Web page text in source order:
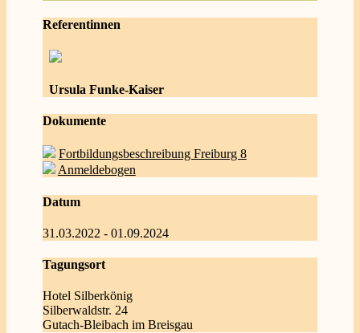
Referentinnen
Ursula Funke-Kaiser
Dokumente
Fortbildungsbeschreibung Freiburg 8
Anmeldebogen
Datum
31.03.2022 - 01.09.2024
Tagungsort
Hotel Silberkönig
Silberwaldstr. 24
Gutach-Bleibach im Breisgau